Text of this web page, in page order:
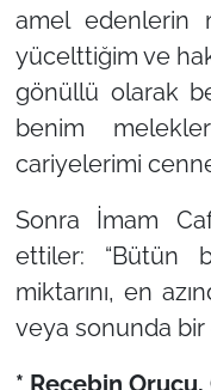
amel edenlerin
yücelttiğim ve
gönüllü olarak
benim
cariyelerimi
Sonra İmam
ettiler: “Bütün
miktarını, en
veya sonunda bir
* Recebin